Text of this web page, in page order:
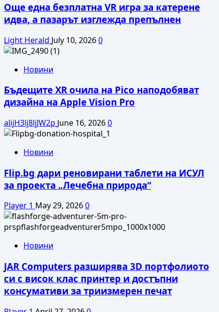
са
във
фокуса
на
четвъртото
Game
Night
Още една безплатна VR игра за катерене
идва, а пазарът изглежда препълнен
Light Herald July 10, 20260
Новини
Бъдещите XR очила на Pico наподобяват
дизайна на Apple Vision Pro
alijH3lj8ljJW2p June 16, 20260
Новини
Flip.bg дари реновирани таблети на ИСУЛ
за проекта „Лечебна природа“
Player 1 May 29, 20260
Новини
JAR Computers разширява 3D портфолиото
си с висок клас принтер и достъпни
консумативи за триизмерен печат